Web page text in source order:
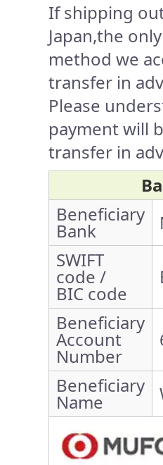
If shipping
Japan,the
method we
transfer in
Please
payment will
transfer in
Beneficiary
Bank
SWIFT
code /
BIC code
Beneficiary
Account
Number
Beneficiary
Name